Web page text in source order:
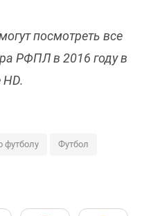
посмотреть все
РФПЛ в 2016 году в
футболу Футбол